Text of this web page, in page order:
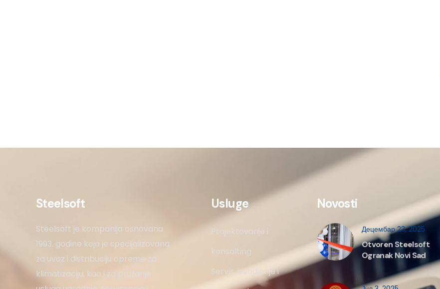
Steelsoft
Steelsoft je kompanija osnovana
1993. godine koja je specijalizovana
za uvoz i distribuciju opreme za
klimatizaciju, kao i za pružanje
Usluge
Projektovanje i
konsalting
Servis, izvodjenje i
Novosti
Децембар 23, 2025
Otvoren Steelsoft
Ogranak Novi Sad